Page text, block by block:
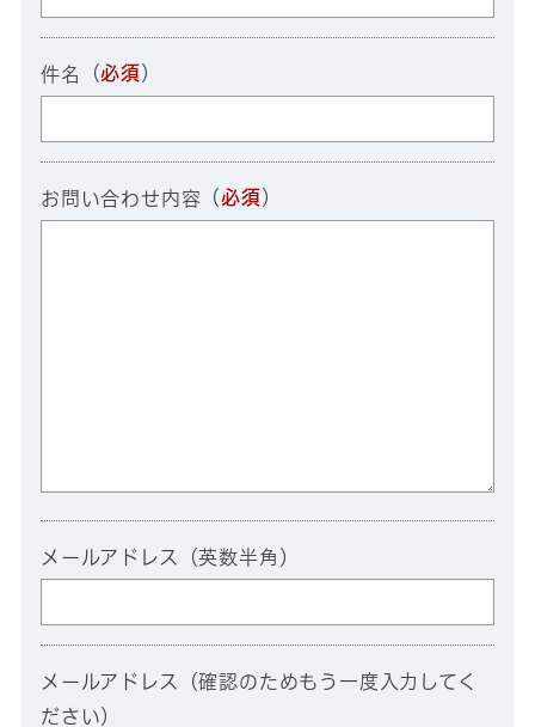
件名 （必須 ）
お問い合わせ内容 （必須 ）
メールアドレス（英数半角）
メールアドレス（確認のためもう一度入力してく
ださい）